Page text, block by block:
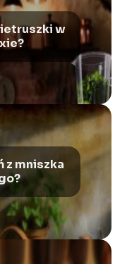
w
z mniszka